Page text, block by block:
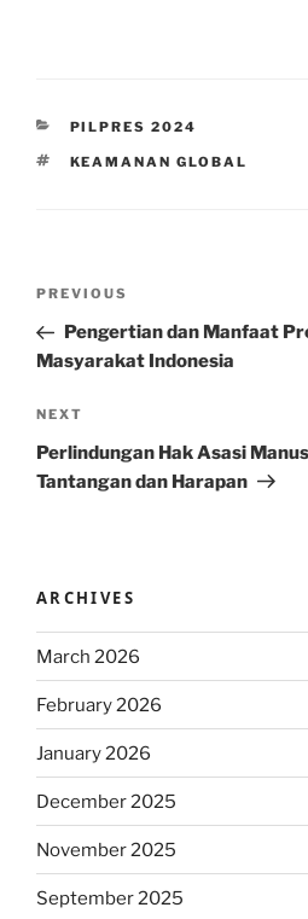
CATEGORIES
PILPRES 2024
TAGS
KEAMANAN GLOBAL
Previous
Post
PREVIOUS
Pengertian dan Manfaat
Masyarakat Indonesia
Next
Post
NEXT
Perlindungan Hak Asasi
Tantangan dan Harapan
ARCHIVES
March 2026
February 2026
January 2026
December 2025
November 2025
September 2025